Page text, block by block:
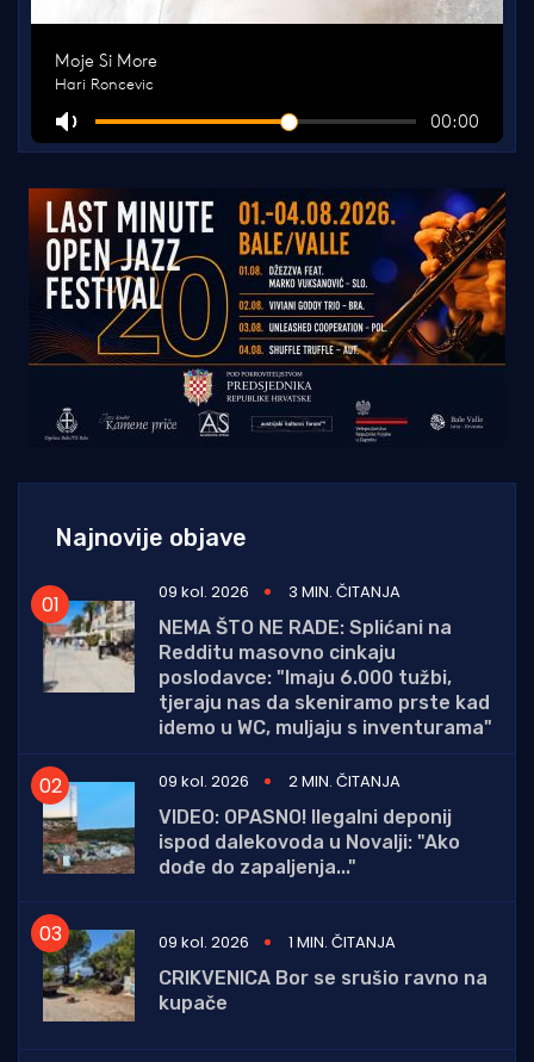
Najnovije objave
09 kol. 2026
3 MIN. ČITANJA
NEMA ŠTO NE RADE: Splićani na
Redditu masovno cinkaju
poslodavce: "Imaju 6.000 tužbi,
tjeraju nas da skeniramo prste kad
idemo u WC, muljaju s inventurama"
09 kol. 2026
2 MIN. ČITANJA
VIDEO: OPASNO! Ilegalni deponij
ispod dalekovoda u Novalji: "Ako
dođe do zapaljenja..."
09 kol. 2026
1 MIN. ČITANJA
CRIKVENICA Bor se srušio ravno na
kupače